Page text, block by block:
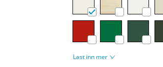
Last inn mer